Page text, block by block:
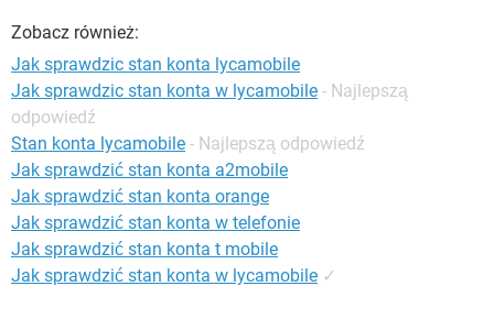
Zobacz również:
Jak sprawdzic stan konta lycamobile
Jak sprawdzic stan konta w lycamobile - Najlepszą
odpowiedź
Stan konta lycamobile - Najlepszą odpowiedź
Jak sprawdzić stan konta a2mobile
Jak sprawdzić stan konta orange
Jak sprawdzić stan konta w telefonie
Jak sprawdzić stan konta t mobile
Jak sprawdzić stan konta w lycamobile ✓